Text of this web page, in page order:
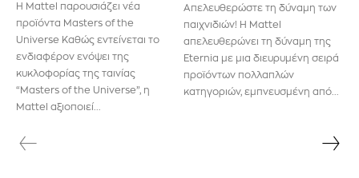
Η Mattel παρουσιάζει νέα
προϊόντα Masters of the
Universe Καθώς εντείνεται το
ενδιαφέρον ενόψει της
κυκλοφορίας της ταινίας
“Masters of the Universe”, η
Mattel αξιοποιεί...
Απελευθερώστε τη δύναμη των
παιχνιδιών! Η Mattel
απελευθερώνει τη δύναμη της
Eternia με μια διευρυμένη σειρά
προϊόντων πολλαπλών
κατηγοριών, εμπνευσμένη από...